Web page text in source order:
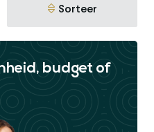
Sorteer
budget of